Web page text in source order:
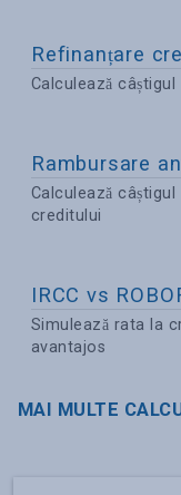
Refinanțare
Calculează
Rambursare
Calculează
creditului
IRCC vs
Simulează rata la
avantajos
MAI MULTE